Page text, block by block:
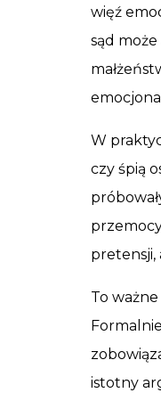
więź
sąd
W
czy śpią
pretensji,
To
istotny